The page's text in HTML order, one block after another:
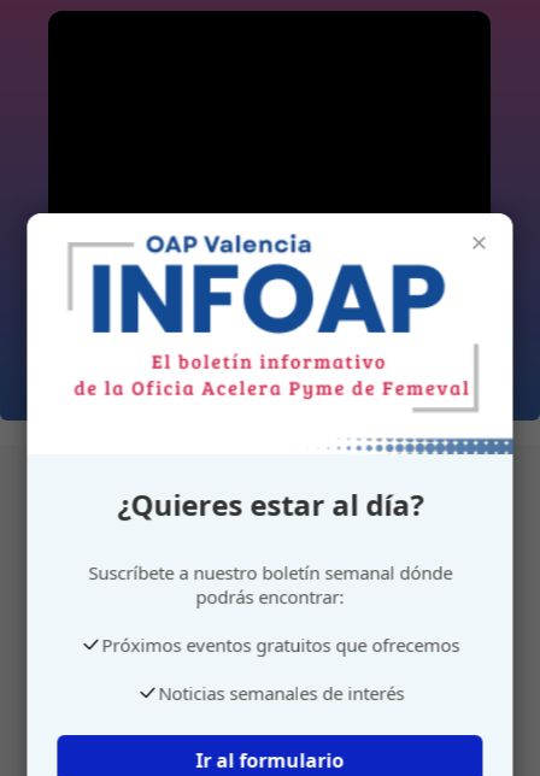
Gestione su cita o envíenos sus sugerencias de
×
¿Quieres estar al día?
Suscríbete a nuestro boletín semanal dónde
podrás encontrar:
Próximos eventos gratuitos que ofrecemos
Noticias semanales de interés
Ir al formulario